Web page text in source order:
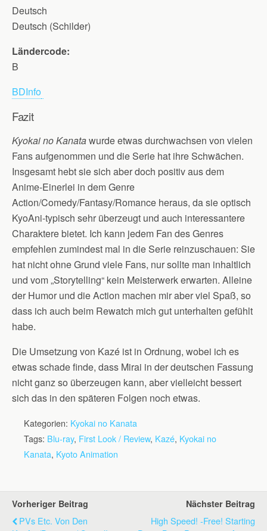
Deutsch
Deutsch (Schilder)
Ländercode:
B
BDInfo
Fazit
Kyokai no Kanatawurde etwas durchwachsen von vielen
Fans aufgenommen und die Serie hat ihre Schwächen.
Insgesamt hebt sie sich aber doch positiv aus dem
Anime-Einerlei in dem Genre
Action/Comedy/Fantasy/Romance heraus, da sie optisch
KyoAni-typisch sehr überzeugt und auch interessantere
Charaktere bietet. Ich kann jedem Fan des Genres
empfehlen zumindest mal in die Serie reinzuschauen: Sie
hat nicht ohne Grund viele Fans, nur sollte man inhaltlich
und vom „Storytelling“ kein Meisterwerk erwarten. Alleine
der Humor und die Action machen mir aber viel Spaß, so
dass ich auch beim Rewatch mich gut unterhalten gefühlt
habe.
Die Umsetzung von Kazé ist in Ordnung, wobei ich es
etwas schade finde, dass Mirai in der deutschen Fassung
nicht ganz so überzeugen kann, aber vielleicht bessert
sich das in den späteren Folgen noch etwas.
Kategorien: Kyokai no Kanata
Tags: Blu-ray, First Look / Review, Kazé, Kyokai no
Kanata, Kyoto Animation
Vorheriger Beitrag
PVs Etc. Von Den
Nächster Beitrag
High Speed! -Free! Starting